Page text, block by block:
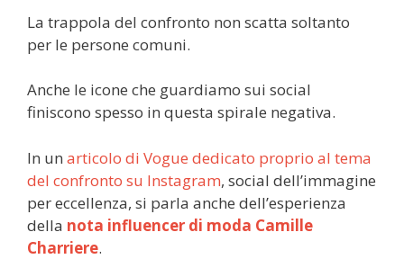
La trappola del confronto non scatta soltanto
per le persone comuni.
Anche le icone che guardiamo sui social
finiscono spesso in questa spirale negativa.
In un articolo di Vogue dedicato proprio al tema
del confronto su Instagram, social dell’immagine
per eccellenza, si parla anche dell’esperienza
della nota influencer di moda Camille
Charriere.